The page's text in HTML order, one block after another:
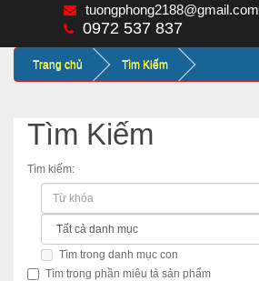
tuongphong2188@gmail.com
0972 537 837
Trang chủ Tìm Kiếm
Tìm Kiếm
Tìm kiếm:
Tìm trong danh mục con
Tìm trong phần miêu tả sản phẩm